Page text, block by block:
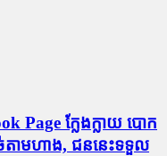
Page ក្លែងក្លាយ បោក
ច់តាមហាង, ជននេះទទួល